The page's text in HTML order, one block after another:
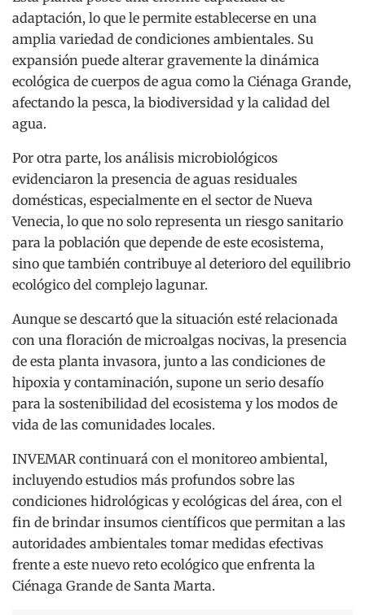
adaptación, lo que le permite establecerse en una
amplia variedad de condiciones ambientales. Su
expansión puede alterar gravemente la dinámica
ecológica de cuerpos de agua como la Ciénaga Grande,
afectando la pesca, la biodiversidad y la calidad del
agua.
Por otra parte, los análisis microbiológicos
evidenciaron la presencia de aguas residuales
domésticas, especialmente en el sector de Nueva
Venecia, lo que no solo representa un riesgo sanitario
para la población que depende de este ecosistema,
sino que también contribuye al deterioro del equilibrio
ecológico del complejo lagunar.
Aunque se descartó que la situación esté relacionada
con una floración de microalgas nocivas, la presencia
de esta planta invasora, junto a las condiciones de
hipoxia y contaminación, supone un serio desafío
para la sostenibilidad del ecosistema y los modos de
vida de las comunidades locales.
INVEMAR continuará con el monitoreo ambiental,
incluyendo estudios más profundos sobre las
condiciones hidrológicas y ecológicas del área, con el
fin de brindar insumos científicos que permitan a las
autoridades ambientales tomar medidas efectivas
frente a este nuevo reto ecológico que enfrenta la
Ciénaga Grande de Santa Marta.